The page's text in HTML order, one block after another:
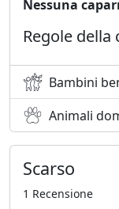
Nessuna
Regole della
Bambini
Animali
Scarso
1 Recensione